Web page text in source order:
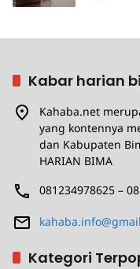
Kabar harian
Kahaba.net
yang kontennya
dan Kabupaten
HARIAN BIMA
081234978625 –
Kategori